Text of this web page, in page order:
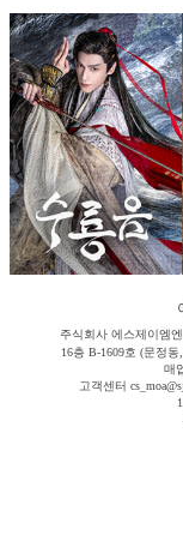
주식회사 에스제이엠
16층 B-1609호 (문정
매
고객센터